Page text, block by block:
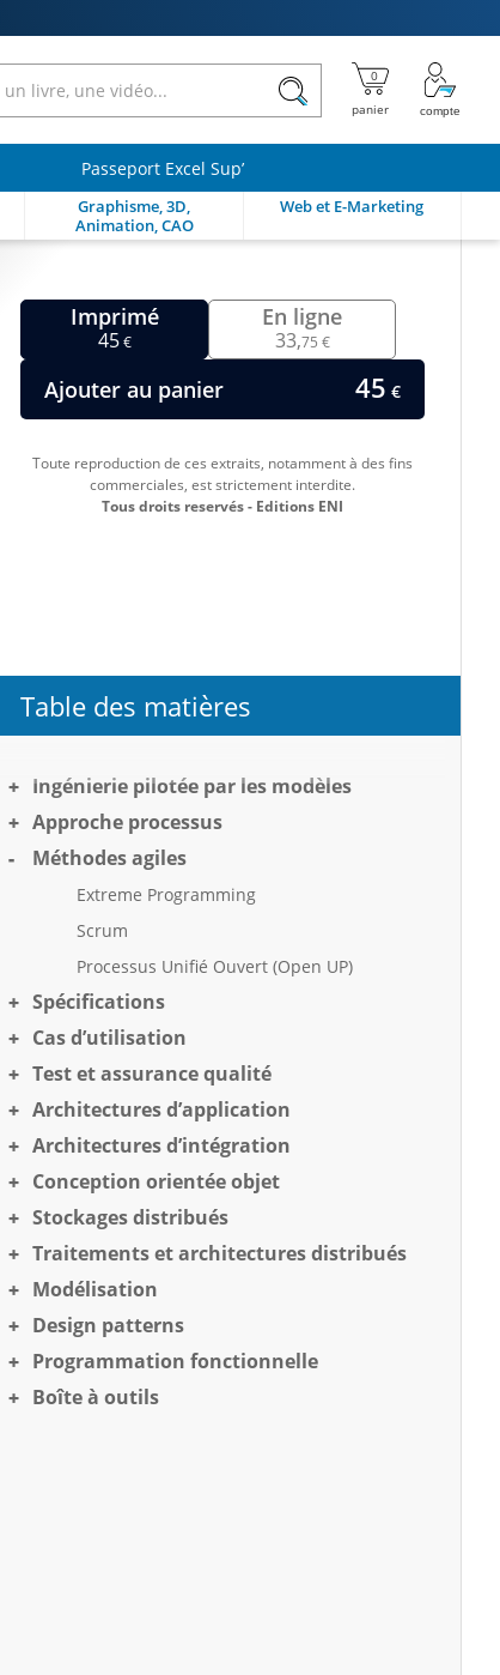
Passeport Excel Sup’
Graphisme, 3D,
Animation, CAO
Web et E-Marketing
Imprimé
45€
En ligne
33,75 €
Ajouter au panier 45 €
Toute reproduction de ces extraits, notamment à des fins
commerciales, est strictement interdite.
Tous droits reservés - Editions ENI
Table des matières
Ingénierie pilotée par les modèles
Approche processus
Méthodes agiles
Extreme Programming
Scrum
Processus Unifié Ouvert (Open UP)
Spécifications
Cas d’utilisation
Test et assurance qualité
Architectures d’application
Architectures d’intégration
Conception orientée objet
Stockages distribués
Traitements et architectures distribués
Modélisation
Design patterns
Programmation fonctionnelle
Boîte à outils